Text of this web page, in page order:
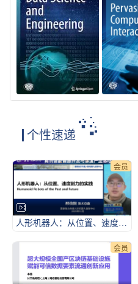
个性速递
会员
人形机器人：从位置、速度到力的实践
会员